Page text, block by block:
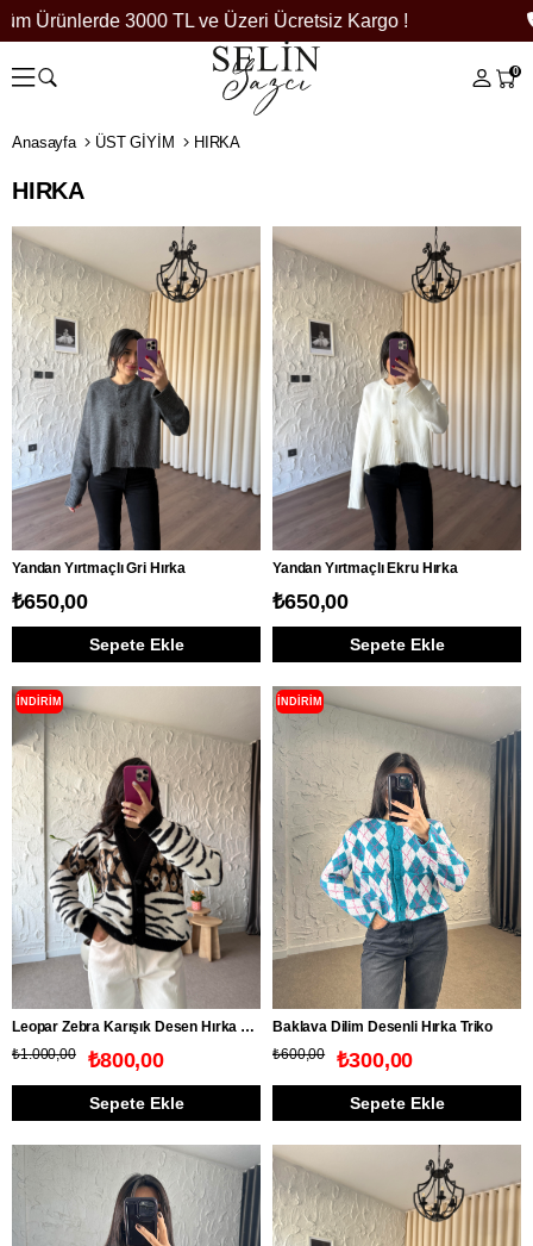
Ürünlerde 3000 TL ve Üzeri Ücretsiz Kargo !
0
Anasayfa ÜST GİYİM HIRKA
HIRKA
Yandan Yırtmaçlı Gri Hırka
₺650,00
Sepete Ekle
Yandan Yırtmaçlı Ekru Hırka
₺650,00
Sepete Ekle
Leopar Zebra Karışık Desen Hırka Triko
₺800,00
₺1.000,00
Sepete Ekle
İNDIRIM
Baklava Dilim Desenli Hırka Triko
₺300,00
₺600,00
Sepete Ekle
İNDIRIM